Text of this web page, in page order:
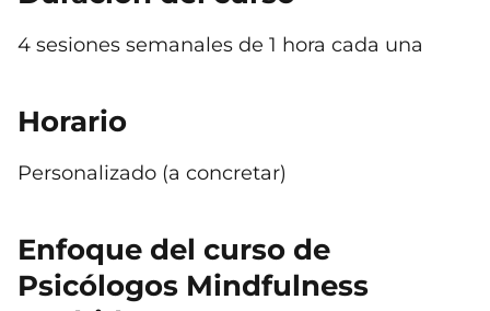
4 sesiones semanales de 1 hora cada una
Horario
Personalizado (a concretar)
Enfoque del curso de
Psicólogos Mindfulness